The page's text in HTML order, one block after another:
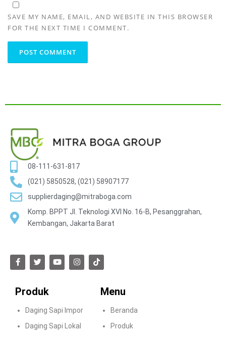
SAVE MY NAME, EMAIL, AND WEBSITE IN THIS BROWSER
FOR THE NEXT TIME I COMMENT.
08-111-631-817
(021) 5850528, (021) 58907177
supplierdaging@mitraboga.com
Komp. BPPT Jl. Teknologi XVI No. 16-B, Pesanggrahan,
Kembangan, Jakarta Barat
Produk
Daging Sapi Impor
Daging Sapi Lokal
Menu
Beranda
Produk